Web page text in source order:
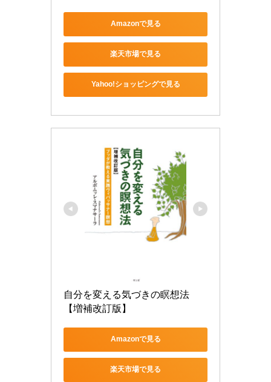
Amazonで見る
楽天市場で見る
Yahoo!ショッピングで見る
自分を変える気づきの瞑想法
【増補改訂版】
Amazonで見る
楽天市場で見る